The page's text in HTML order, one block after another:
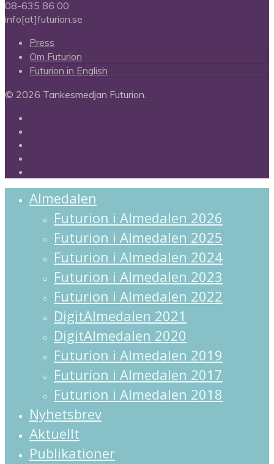
08-635 86 00
info[at]futurion.se
Press
Om Futurion
Futurion in English
© 2026 Tankesmedjan Futurion.
Almedalen
Futurion i Almedalen 2026
Futurion i Almedalen 2025
Futurion i Almedalen 2024
Futurion i Almedalen 2023
Futurion i Almedalen 2022
DigitAlmedalen 2021
DigitAlmedalen 2020
Futurion i Almedalen 2019
Futurion i Almedalen 2017
Futurion i Almedalen 2018
Nyhetsbrev
Aktuellt
Publikationer